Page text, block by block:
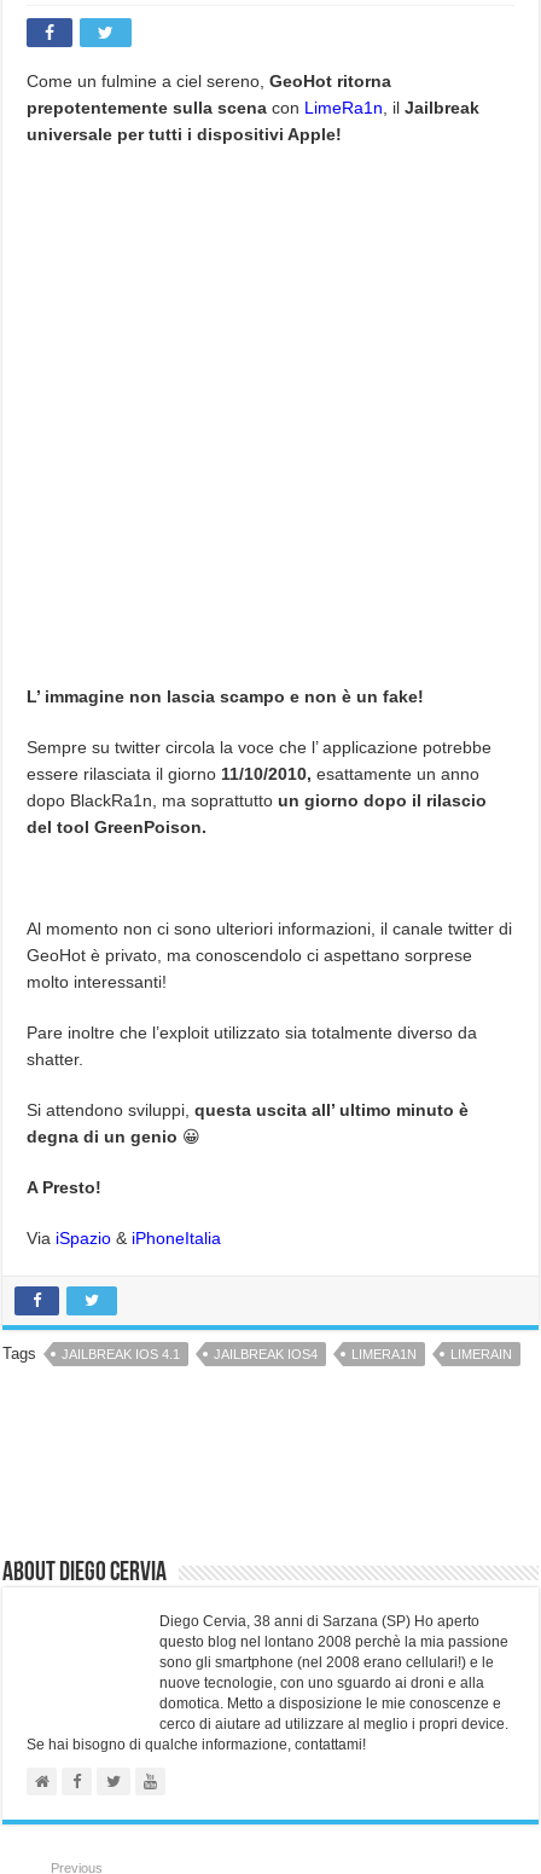
Come un fulmine a ciel sereno, GeoHot ritorna
prepotentemente sulla scena con LimeRa1n , ilJailbreak
universale per tutti i dispositivi Apple!
L’ immagine non lascia scampo e non è un fake!
Sempre su twitter circola la voce che l’ applicazione potrebbe
essere rilasciata il giorno 11/10/2010, esattamente un anno
dopo BlackRa1n, ma soprattuttoun giorno dopo il rilascio
del tool GreenPoison.
Al momento non ci sono ulteriori informazioni, il canale twitter di
GeoHot è privato, ma conoscendolo ci aspettano sorprese
molto interessanti!
Pare inoltre che l’exploit utilizzato sia totalmente diverso da
shatter.
Si attendono sviluppi,questa uscita all’ ultimo minuto è
degna di un genio 😀
A Presto!
Via iSpazio & iPhoneItalia
Tags JAILBREAK IOS 4.1 JAILBREAK IOS4 LIMERA1N LIMERAIN
About Diego Cervia
Diego Cervia, 38 anni di Sarzana (SP) Ho aperto
questo blog nel lontano 2008 perchè la mia passione
sono gli smartphone (nel 2008 erano cellulari!) e le
nuove tecnologie, con uno sguardo ai droni e alla
domotica. Metto a disposizione le mie conoscenze e
cerco di aiutare ad utilizzare al meglio i propri device.
Se hai bisogno di qualche informazione, contattami!
Previous